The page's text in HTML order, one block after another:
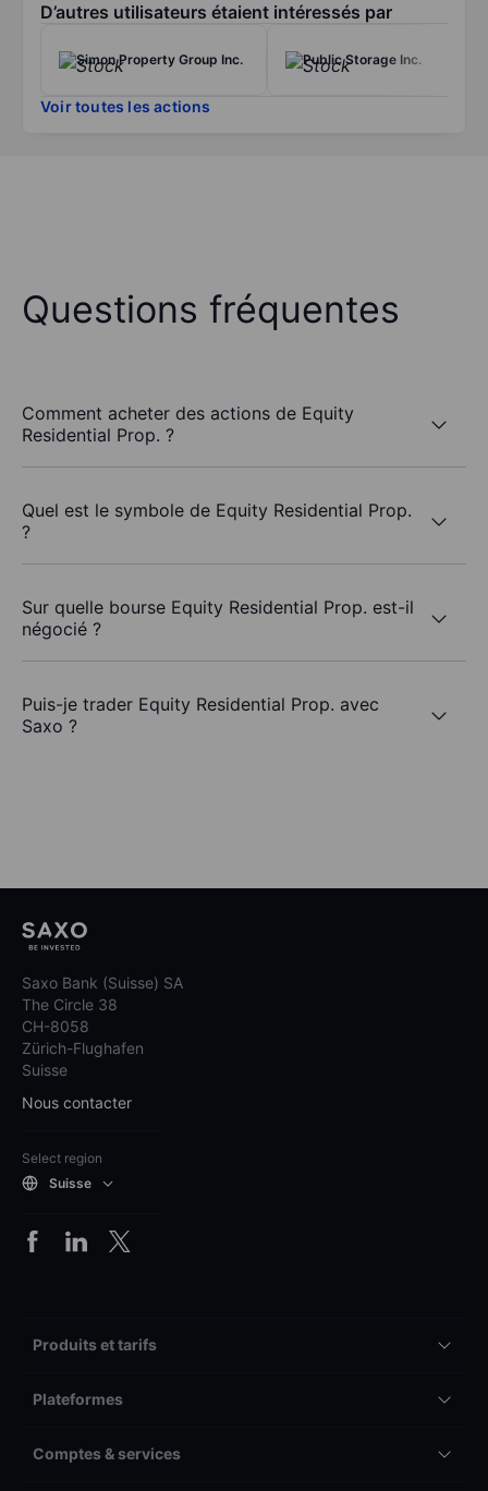
D’autres utilisateurs étaient intéressés par
Simon Property Group Inc. Public Storage Inc.
Voir toutes les actions
Questions fréquentes
Comment acheter des actions de Equity
Residential Prop. ?
Quel est le symbole de Equity Residential Prop.
?
Sur quelle bourse Equity Residential Prop. est-il
négocié ?
Puis-je trader Equity Residential Prop. avec
Saxo ?
Saxo Bank (Suisse) SA
The Circle 38
CH-8058
Zürich-Flughafen
Suisse
Nous contacter
Select region
Suisse
Produits et tarifs
Plateformes
Comptes & services